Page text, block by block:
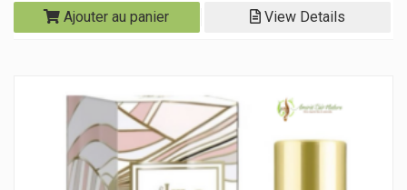
Ajouter au panier View Details